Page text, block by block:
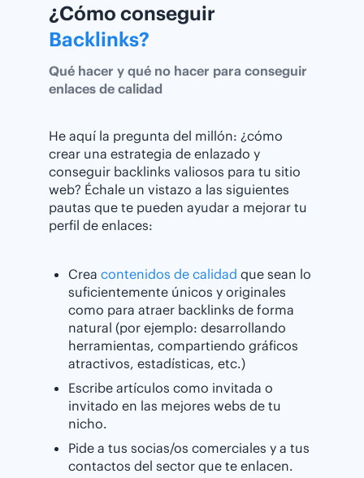
¿Cómo conseguir
Backlinks?
Qué hacer y qué no hacer para conseguir
enlaces de calidad
He aquí la pregunta del millón: ¿cómo
crear una estrategia de enlazado y
conseguir backlinks valiosos para tu sitio
web? Échale un vistazo a las siguientes
pautas que te pueden ayudar a mejorar tu
perfil de enlaces:
Crea contenidos de calidad que sean lo
suficientemente únicos y originales
como para atraer backlinks de forma
natural (por ejemplo: desarrollando
herramientas, compartiendo gráficos
atractivos, estadísticas, etc.)
Escribe artículos como invitada o
invitado en las mejores webs de tu
nicho.
Pide a tus socias/os comerciales y a tus
contactos del sector que te enlacen.